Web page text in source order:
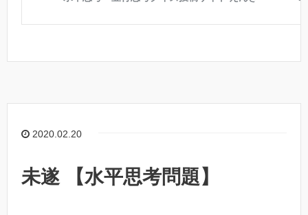
2020.02.20
未遂 【水平思考問題】